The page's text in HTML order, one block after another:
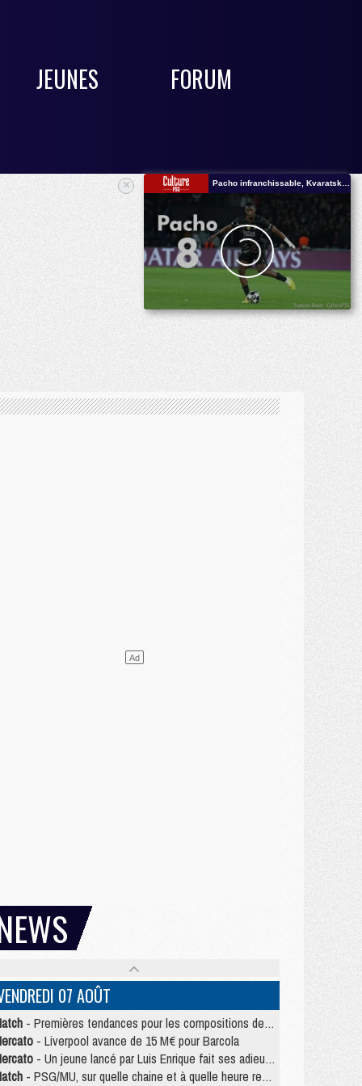
JEUNES FORUM
×
07 AOÛT
- Premières tendances pour les compositions de PSG/MU
- Liverpool avance de 15 M€ pour Barcola
- Un jeune lancé par Luis Enrique fait ses adieux au PSG
- PSG/MU, sur quelle chaine et à quelle heure regarder le match ?